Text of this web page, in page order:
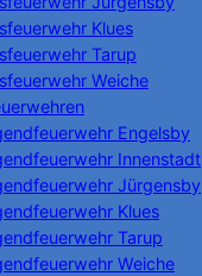
Klues
Tarup
Weiche
Engelsby
Innenstadt
Jürgensby
Klues
Tarup
Weiche